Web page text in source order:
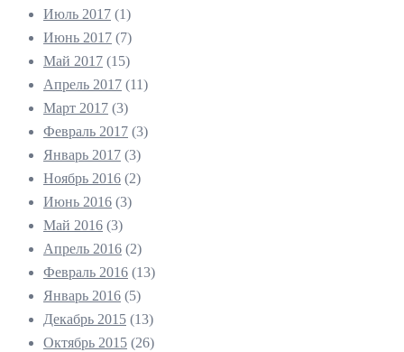
Июль 2017 (1)
Июнь 2017 (7)
Май 2017 (15)
Апрель 2017 (11)
Март 2017 (3)
Февраль 2017 (3)
Январь 2017 (3)
Ноябрь 2016 (2)
Июнь 2016 (3)
Май 2016 (3)
Апрель 2016 (2)
Февраль 2016 (13)
Январь 2016 (5)
Декабрь 2015 (13)
Октябрь 2015 (26)